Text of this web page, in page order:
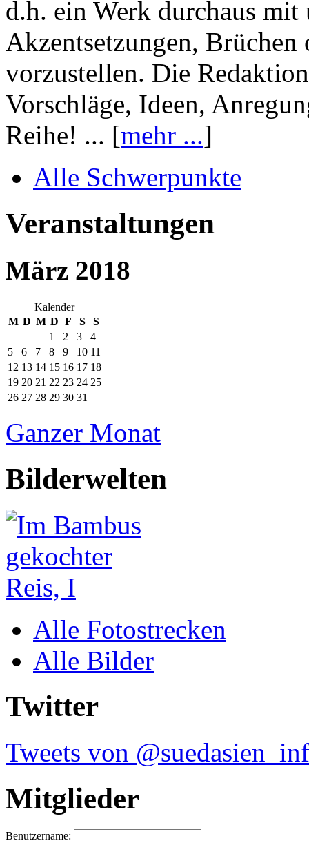
d.h. ein Werk durchaus mit
Akzentsetzungen, Brüchen
vorzustellen. Die
Vorschläge, Ideen,
Reihe! ... [mehr ...]
Alle Schwerpunkte
Veranstaltungen
März 2018
Kalender
M D M D F S
S
1
2 3
4
5
6 7 8 9 10 11
12 13 14 15 16 17 18
19 20 21 22 23 24 25
26 27 28 29 30 31
Ganzer Monat
Bilderwelten
Alle Fotostrecken
Alle Bilder
Twitter
Tweets von
Mitglieder
Benutzername: